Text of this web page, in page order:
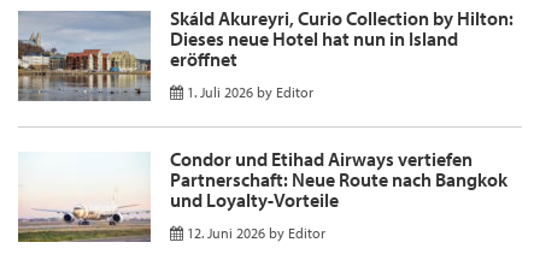
Skáld Akureyri, Curio Collection by Hilton:
Dieses neue Hotel hat nun in Island
eröffnet
1. Juli 2026 by Editor
Condor und Etihad Airways vertiefen
Partnerschaft: Neue Route nach Bangkok
und Loyalty-Vorteile
12. Juni 2026 by Editor